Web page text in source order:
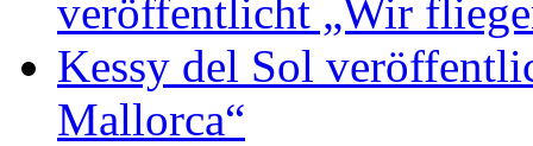
veröffentlicht „Wir
Kessy del Sol
Mallorca“